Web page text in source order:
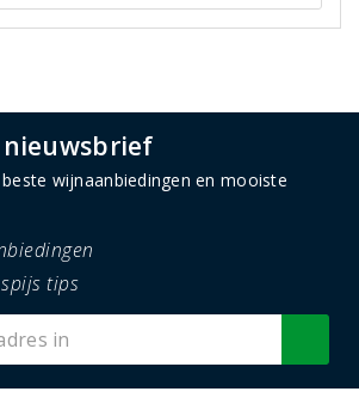
wijnaanbiedingen en mooiste
tips